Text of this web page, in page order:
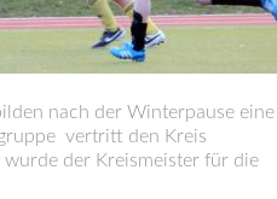
nach der Winterpause eine
vertritt den Kreis
der Kreismeister für die